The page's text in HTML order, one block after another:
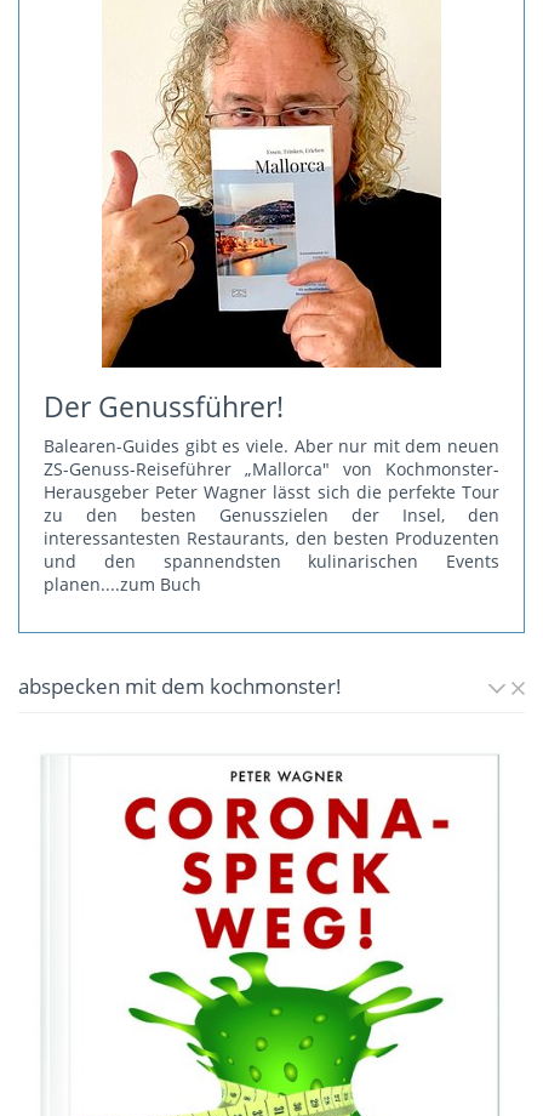
Der Genussführer!
Balearen-Guides gibt es viele. Aber nur mit dem neuen
ZS-Genuss-Reiseführer „Mallorca" von Kochmonster-
Herausgeber Peter Wagner lässt sich die perfekte Tour
zu den besten Genusszielen der Insel, den
interessantesten Restaurants, den besten Produzenten
und den spannendsten kulinarischen Events
planen....zum Buch
abspecken mit dem kochmonster!